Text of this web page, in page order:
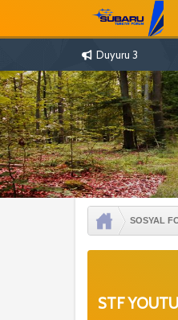
Duyuru 3
SOSYAL
STF